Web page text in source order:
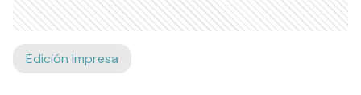
Edición Impresa